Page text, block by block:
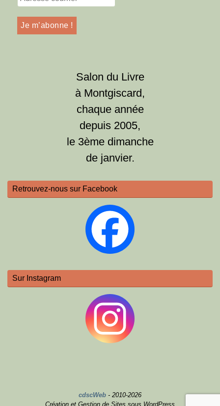
Salon du Livre
à Montgiscard,
chaque année
depuis 2005,
le 3ème dimanche
de janvier.
Retrouvez-nous sur Facebook
Sur Instagram
cdscWeb - 2010-2026
Création et Gestion de Sites sous WordPress